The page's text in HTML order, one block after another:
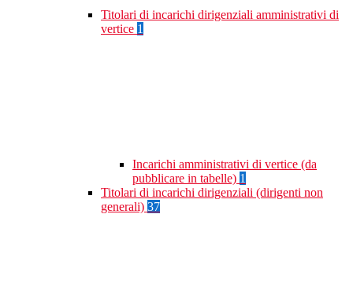
Titolari di incarichi dirigenziali amministrativi di
vertice 1
Incarichi amministrativi di vertice (da
pubblicare in tabelle) 1
Titolari di incarichi dirigenziali (dirigenti non
generali) 37